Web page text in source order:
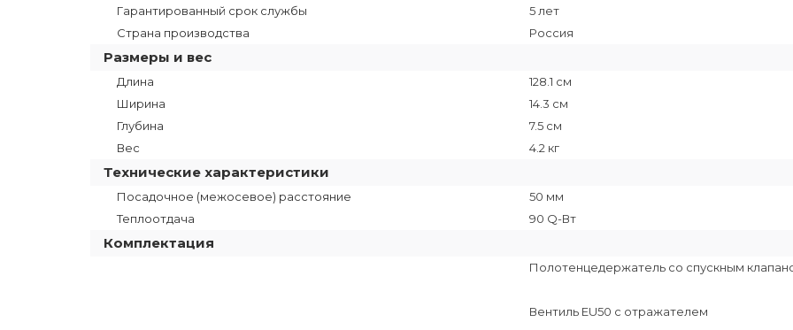
Гарантированный срок службы
5 лет
Страна производства
Россия
Размеры и вес
Длина
128.1 см
Ширина
14.3 см
Глубина
7.5 см
Вес
4.2 кг
Технические характеристики
Посадочное (межосевое) расстояние
50 мм
Теплоотдача
90 Q-Вт
Комплектация
Полотенцедержатель со спускным
Вентиль EU50 с отражателем